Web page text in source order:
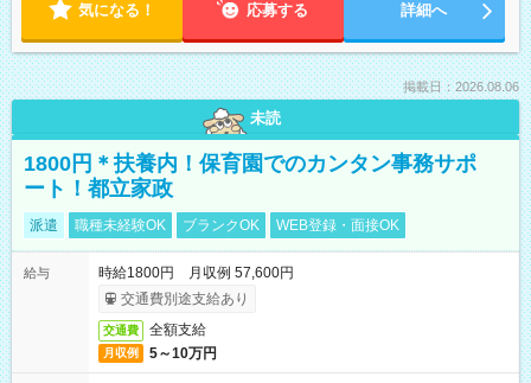
気になる！ 応募する 詳細へ
掲載日：2026.08.06
未読
1800円＊扶養内！保育園でのカンタン事務サポ
ート！都立家政
派遣 職種未経験OK ブランクOK WEB登録・面接OK
給与
時給1800円 月収例 57,600円
交通費別途支給あり
交通費 全額支給
月収例 5～10万円